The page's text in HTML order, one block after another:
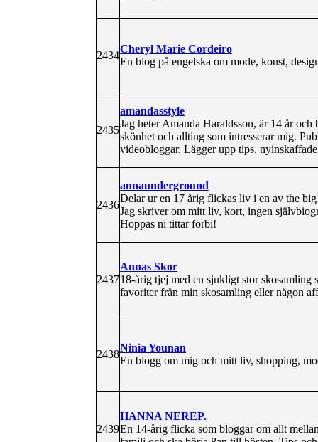
2434
Cheryl Marie Cordeiro
En blog på engelska om mode, konst,
2435
amandasstyle
Jag heter Amanda Haraldsson, är 14 år
skönhet och allting som intresserar mig.
videobloggar. Lägger upp tips,
2436
annaunderground
Delar ur en 17 årig flickas liv i en av the
Jag skriver om mitt liv, kort, ingen
Hoppas ni tittar förbi!
2437
Annas Skor
18-årig tjej med en sjukligt stor skosamling
favoriter från min skosamling eller någon
2438
Ninia Younan
En blogg om mig och mitt liv, shopping,
2439
HANNA NEREP.
En 14-årig flicka som bloggar om allt